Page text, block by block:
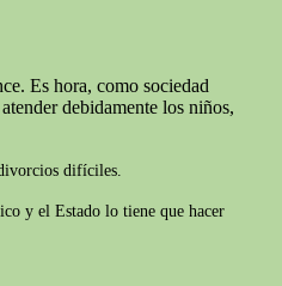
Es hora, como sociedad
debidamente los niños,
difíciles.
y el Estado lo tiene que hacer